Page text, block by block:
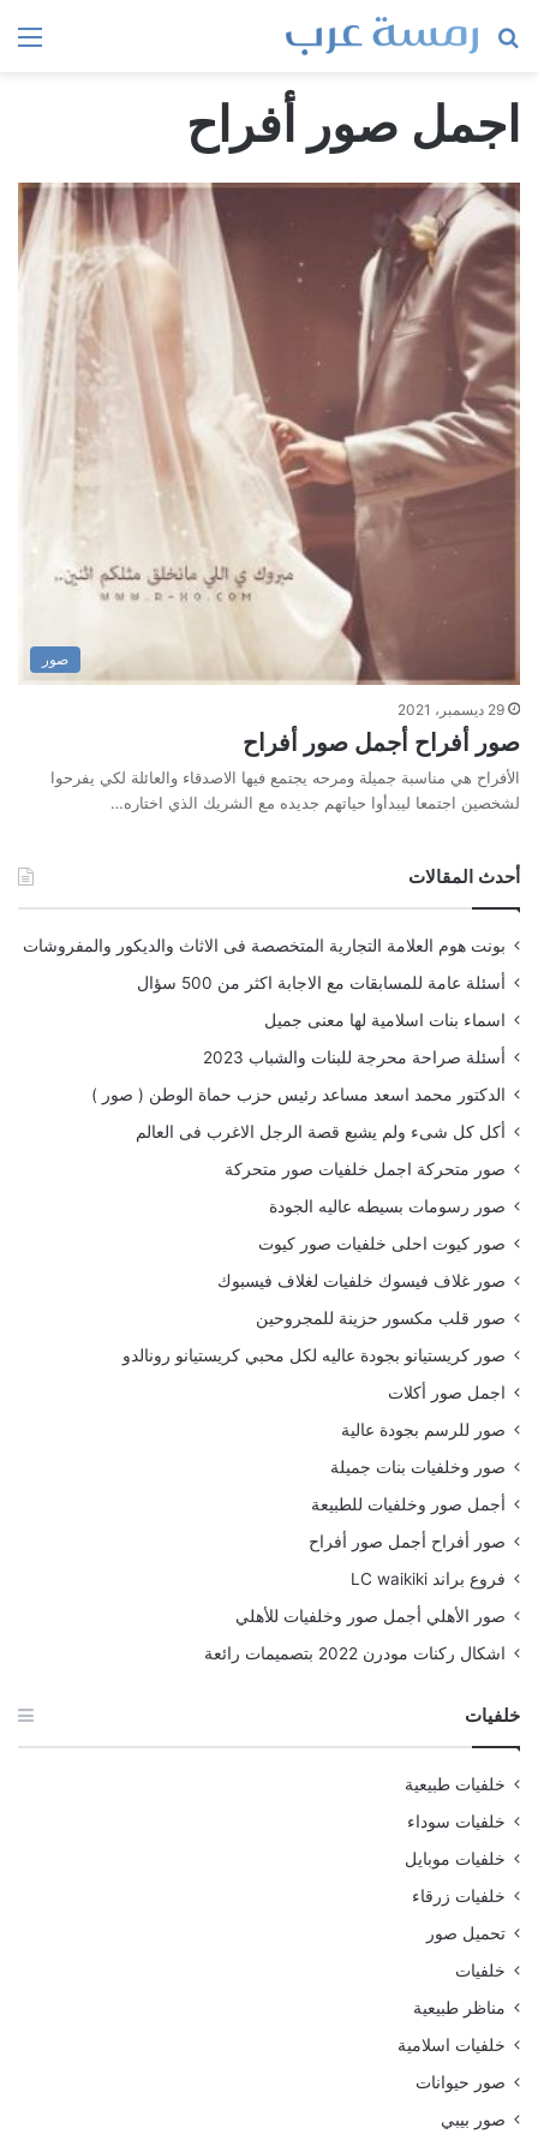
بحث
اجمل صور أفراح
صور
29 ديسمبر، 2021
صور أفراح أجمل صور أفراح
الأفراح هي مناسبة جميلة ومرحه يجتمع فيها الاصدقاء والعائلة لكي يفرحوا
لشخصين اجتمعا ليبدأوا حياتهم جديده مع الشريك الذي اختاره…
أحدث المقالات
بونت هوم العلامة التجارية المتخصصة فى الاثاث والديكور والمفروشات
أسئلة عامة للمسابقات مع الاجابة اكثر من 500 سؤال
اسماء بنات اسلامية لها معنى جميل
أسئلة صراحة محرجة للبنات والشباب 2023
الدكتور محمد اسعد مساعد رئيس حزب حماة الوطن ( صور )
أكل كل شىء ولم يشبع قصة الرجل الاغرب فى العالم
صور متحركة اجمل خلفيات صور متحركة
صور رسومات بسيطه عاليه الجودة
صور كيوت احلى خلفيات صور كيوت
صور غلاف فيسوك خلفيات لغلاف فيسبوك
صور قلب مكسور حزينة للمجروحين
صور كريستيانو بجودة عاليه لكل محبي كريستيانو رونالدو
اجمل صور أكلات
صور للرسم بجودة عالية
صور وخلفيات بنات جميلة
أجمل صور وخلفيات للطبيعة
صور أفراح أجمل صور أفراح
فروع براند LC waikiki
صور الأهلي أجمل صور وخلفيات للأهلي
اشكال ركنات مودرن 2022 بتصميمات رائعة
خلفيات
خلفيات طبيعية
خلفيات سوداء
خلفيات موبايل
خلفيات زرقاء
تحميل صور
خلفيات
مناظر طبيعية
خلفيات اسلامية
صور حيوانات
صور بيبي